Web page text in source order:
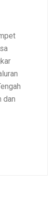
dan